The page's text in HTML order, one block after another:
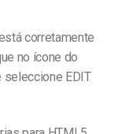
corretamente
no ícone do
seleccione EDIT